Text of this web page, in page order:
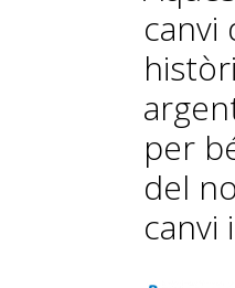
canvi
per
del
can­­vi